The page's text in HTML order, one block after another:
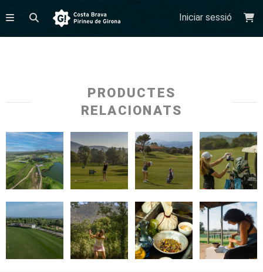
Iniciar sessió
PRODUCTES
RELACIONATS